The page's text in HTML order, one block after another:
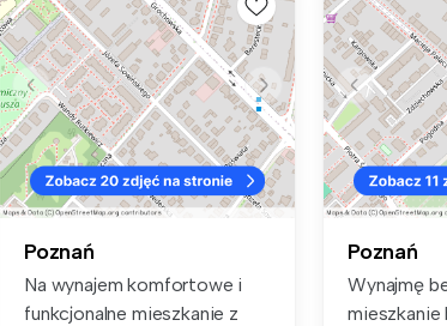
Poznań
Na wynajem komfortowe i
funkcjonalne mieszkanie z
Poznań
Wynajmę